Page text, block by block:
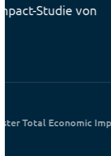
von
Economic Impact